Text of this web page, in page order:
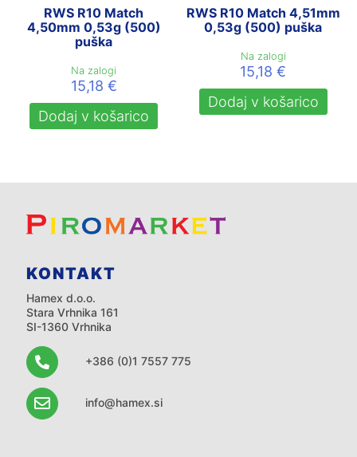
RWS R10 Match
4,50mm 0,53g (500)
puška
Na zalogi
15,18 €
Dodaj v košarico
RWS R10 Match 4,51mm
0,53g (500) puška
Na zalogi
15,18€
Dodaj v košarico
KONTAKT
Hamex d.o.o.
Stara Vrhnika 161
SI-1360 Vrhnika
+386 (0)1 7557 775
info@hamex.si